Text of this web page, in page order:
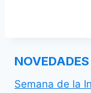
NOVEDADES
Semana de la